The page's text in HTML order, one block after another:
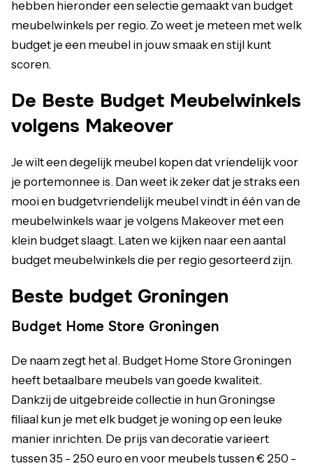
hebben hieronder een selectie gemaakt van budget
meubelwinkels per regio. Zo weet je meteen met welk
budget je een meubel in jouw smaak en stijl kunt
scoren.
De Beste Budget Meubelwinkels
volgens Makeover
Je wilt een degelijk meubel kopen dat vriendelijk voor
je portemonnee is. Dan weet ik zeker dat je straks een
mooi en budgetvriendelijk meubel vindt in één van de
meubelwinkels waar je volgens Makeover met een
klein budget slaagt. Laten we kijken naar een aantal
budget meubelwinkels die per regio gesorteerd zijn.
Beste budget Groningen
Budget Home Store Groningen
De naam zegt het al. Budget Home Store Groningen
heeft betaalbare meubels van goede kwaliteit.
Dankzij de uitgebreide collectie in hun Groningse
filiaal kun je met elk budget je woning op een leuke
manier inrichten. De prijs van decoratie varieert
tussen 35 - 250 euro en voor meubels tussen € 250 -